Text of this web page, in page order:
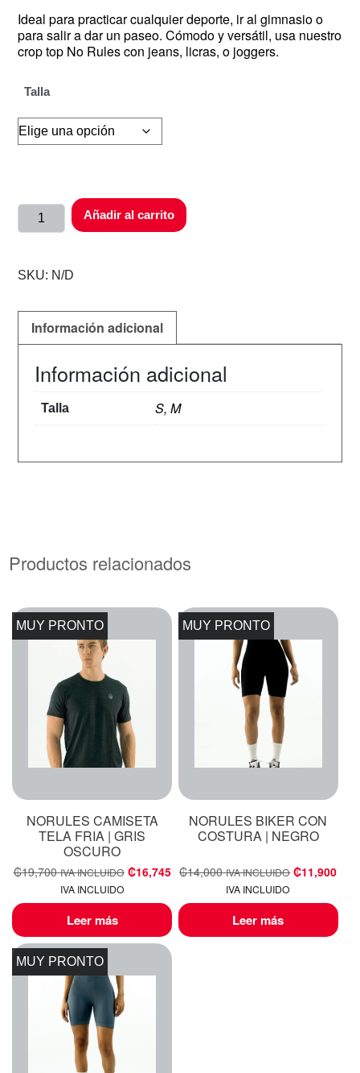
Ideal para practicar cualquier deporte, ir al gimnasio o
para salir a dar un paseo. Cómodo y versátil, usa nuestro
crop top No Rules con jeans, licras, o joggers.
Talla
Añadir al carrito
SKU: N/D
Información adicional
Información adicional
Talla S, M
Productos relacionados
MUY PRONTO
NORULES CAMISETA
TELA FRIA | GRIS
OSCURO
₡19,700 IVA INCLUIDO ₡16,745
IVA INCLUIDO
Leer más
MUY PRONTO
NORULES BIKER CON
COSTURA | NEGRO
₡14,000 IVA INCLUIDO ₡11,900
IVA INCLUIDO
Leer más
MUY PRONTO